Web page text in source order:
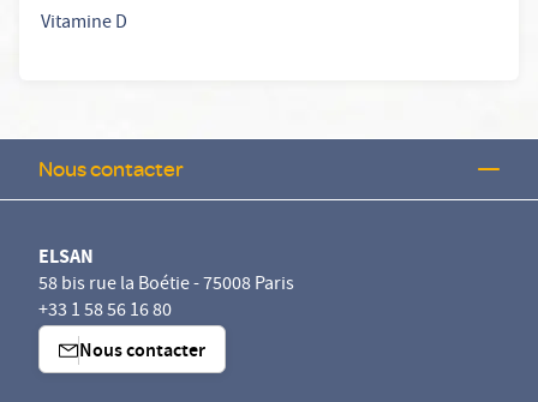
Vitamine D
Nous contacter
ELSAN
58 bis rue la Boétie - 75008 Paris
+33 1 58 56 16 80
Nous contacter